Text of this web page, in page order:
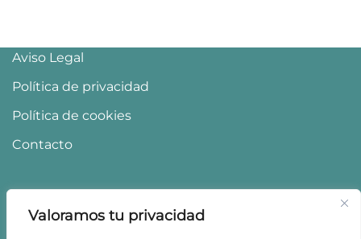
Valoramos tu privacidad
Aviso Legal
Política de privacidad
Política de cookies
Contacto